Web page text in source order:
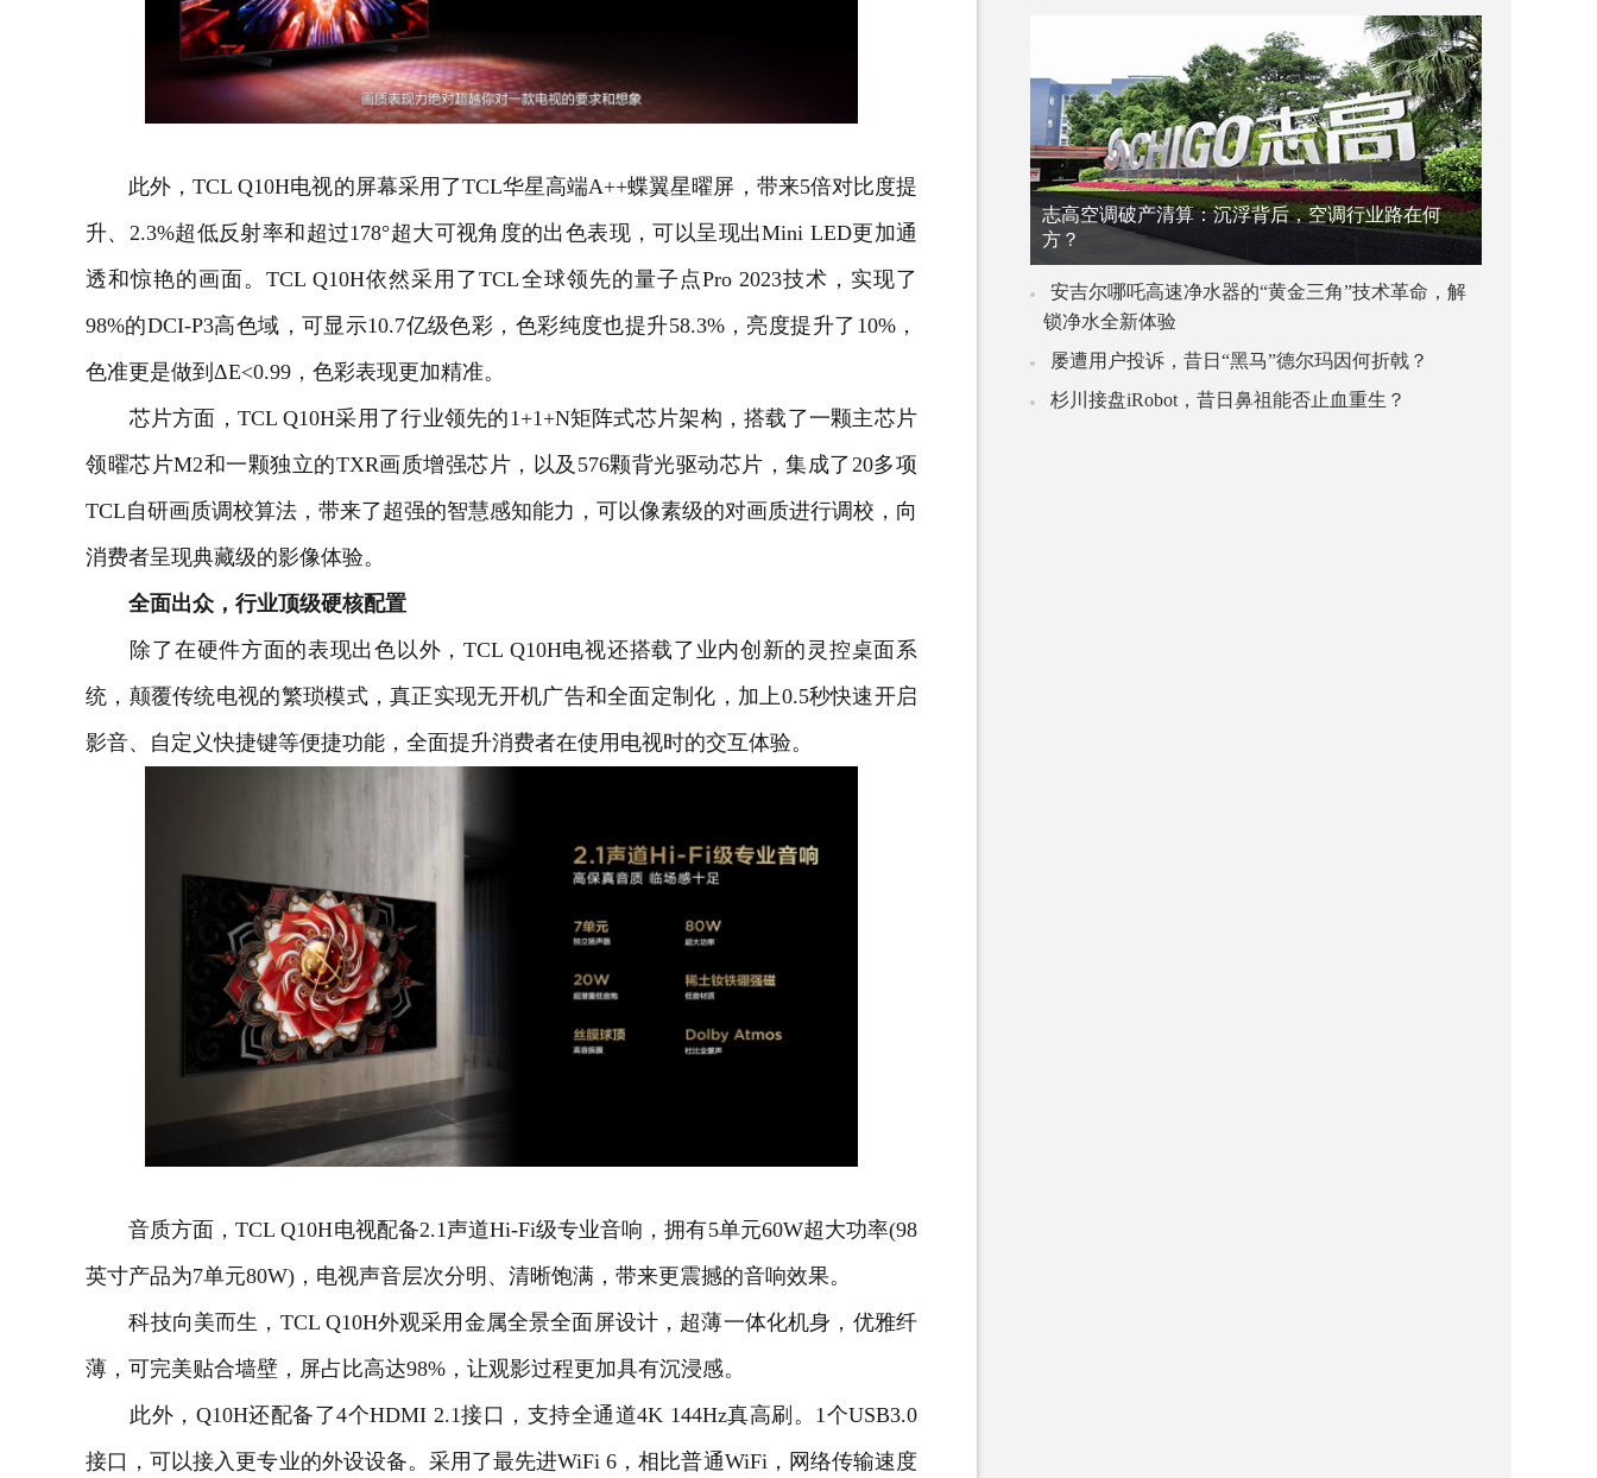
此外，TCL Q10H电视的屏幕采用了TCL华星高端A++蝶翼星曜屏，带来5倍对比度提
升、2.3%超低反射率和超过178°超大可视角度的出色表现，可以呈现出Mini LED更加通
透和惊艳的画面。TCL Q10H依然采用了TCL全球领先的量子点Pro 2023技术，实现了
98%的DCI-P3高色域，可显示10.7亿级色彩，色彩纯度也提升58.3%，亮度提升了10%，
色准更是做到ΔE<0.99，色彩表现更加精准。
芯片方面，TCL Q10H采用了行业领先的1+1+N矩阵式芯片架构，搭载了一颗主芯片
领曜芯片M2和一颗独立的TXR画质增强芯片，以及576颗背光驱动芯片，集成了20多项
TCL自研画质调校算法，带来了超强的智慧感知能力，可以像素级的对画质进行调校，向
消费者呈现典藏级的影像体验。
全面出众，行业顶级硬核配置
除了在硬件方面的表现出色以外，TCL Q10H电视还搭载了业内创新的灵控桌面系
统，颠覆传统电视的繁琐模式，真正实现无开机广告和全面定制化，加上0.5秒快速开启
影音、自定义快捷键等便捷功能，全面提升消费者在使用电视时的交互体验。
音质方面，TCL Q10H电视配备2.1声道Hi-Fi级专业音响，拥有5单元60W超大功率(98
英寸产品为7单元80W)，电视声音层次分明、清晰饱满，带来更震撼的音响效果。
科技向美而生，TCL Q10H外观采用金属全景全面屏设计，超薄一体化机身，优雅纤
薄，可完美贴合墙壁，屏占比高达98%，让观影过程更加具有沉浸感。
此外，Q10H还配备了4个HDMI 2.1接口，支持全通道4K 144Hz真高刷。1个USB3.0
接口，可以接入更专业的外设设备。采用了最先进WiFi 6，相比普通WiFi，网络传输速度
志高空调破产清算：沉浮背后，空调行业路在何
方？
安吉尔哪吒高速净水器的“黄金三角”技术革命，解
锁净水全新体验
屡遭用户投诉，昔日“黑马”德尔玛因何折戟？
杉川接盘iRobot，昔日鼻祖能否止血重生？